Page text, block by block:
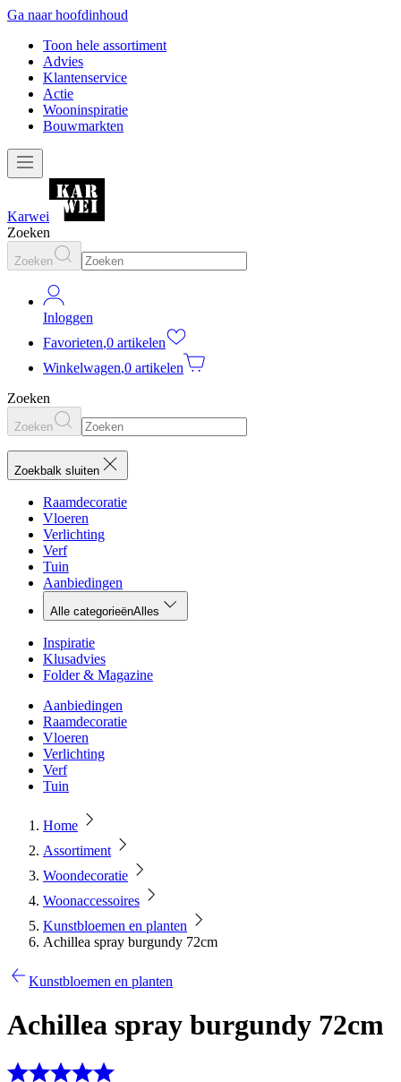
Ga naar hoofdinhoud
Toon hele assortiment
Advies
Klantenservice
Actie
Wooninspiratie
Bouwmarkten
Karwei
Zoeken
Zoeken
Inloggen
Favorieten,0 artikelen
Winkelwagen,0 artikelen
Zoeken
Zoeken
Zoekbalk sluiten
Raamdecoratie
Vloeren
Verlichting
Verf
Tuin
Aanbiedingen
Alle categorieënAlles
Inspiratie
Klusadvies
Folder & Magazine
Aanbiedingen
Raamdecoratie
Vloeren
Verlichting
Verf
Tuin
Home
Assortiment
Woondecoratie
Woonaccessoires
Kunstbloemen en planten
Achillea spray burgundy 72cm
Kunstbloemen en planten
Achillea spray burgundy 72cm